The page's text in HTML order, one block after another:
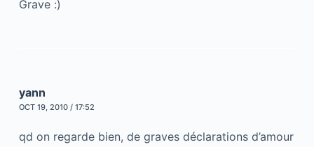
Grave :)
yann
OCT 19, 2010 / 17:52
qd on regarde bien, de graves déclarations d’amour